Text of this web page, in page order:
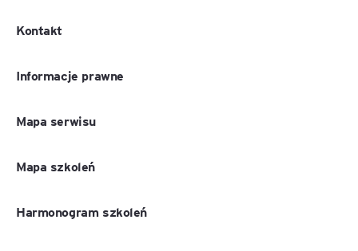
Kontakt
Informacje prawne
Mapa serwisu
Mapa szkoleń
Harmonogram szkoleń